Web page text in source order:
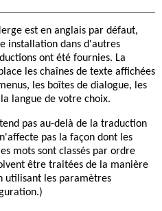
est en anglais par défaut,
installation dans d'autres
ont été fournies. La
les chaînes de texte affichées
les boîtes de dialogue, les
langue de votre choix.
pas au-delà de la traduction
pas la façon dont les
mots sont classés par ordre
être traitées de la manière
utilisant les paramètres